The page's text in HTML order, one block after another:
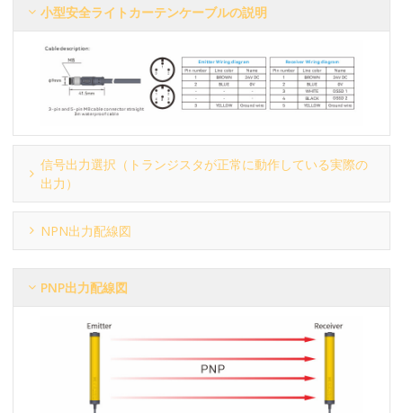
小型安全ライトカーテンケーブルの説明
信号出力選択（トランジスタが正常に動作している実際の
出力）
NPN出力配線図
PNP出力配線図